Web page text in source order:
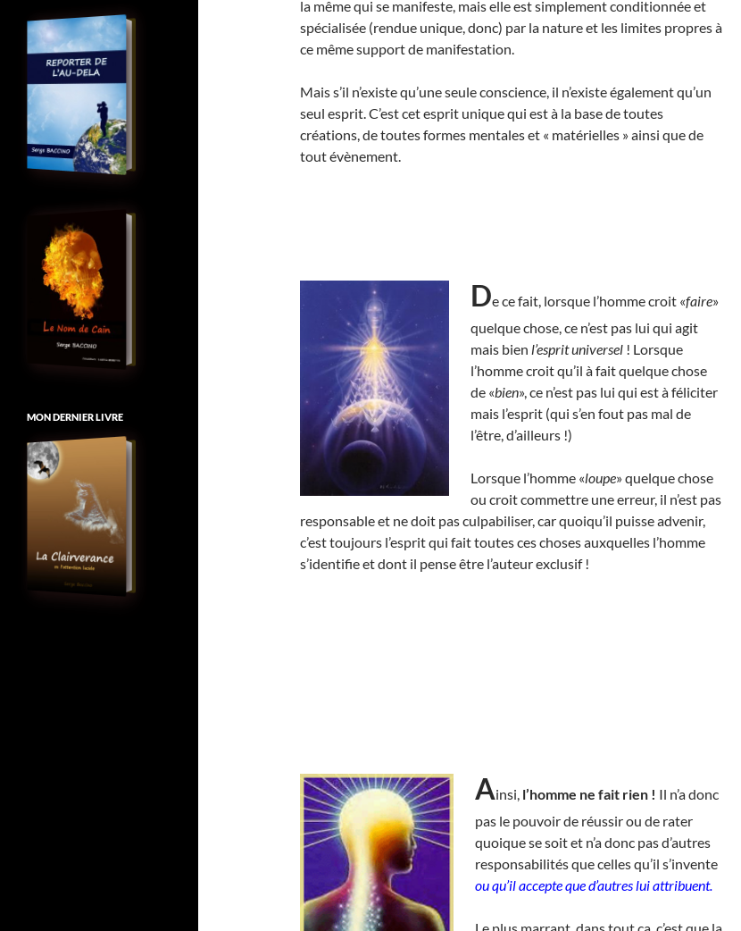
la même qui se manifeste, mais elle est simplement conditionnée et
spécialisée (rendue unique, donc) par la nature et les limites propres à
ce même support de manifestation.
Mais s’il n’existe qu’une seule conscience, il n’existe également qu’un
seul esprit. C’est cet esprit unique qui est à la base de toutes
créations, de toutes formes mentales et « matérielles » ainsi que de
tout évènement.
De ce fait, lorsque l’homme croit «faire»
quelque chose, ce n’est pas lui qui agit
mais bien l’esprit universel ! Lorsque
l’homme croit qu’il à fait quelque chose
de «bien», ce n’est pas lui qui est à féliciter
mais l’esprit (qui s’en fout pas mal de
l’être, d’ailleurs !)
Lorsque l’homme «loupe» quelque chose
ou croit commettre une erreur, il n’est pas
responsable et ne doit pas culpabiliser, car quoiqu’il puisse advenir,
c’est toujours l’esprit qui fait toutes ces choses auxquelles l’homme
s’identifie et dont il pense être l’auteur exclusif !
Ainsi, l’homme ne fait rien ! Il n’a donc
pas le pouvoir de réussir ou de rater
quoique se soit et n’a donc pas d’autres
responsabilités que celles qu’il s’invente
ou qu’il accepte que d’autres lui attribuent.
MON DERNIER LIVRE